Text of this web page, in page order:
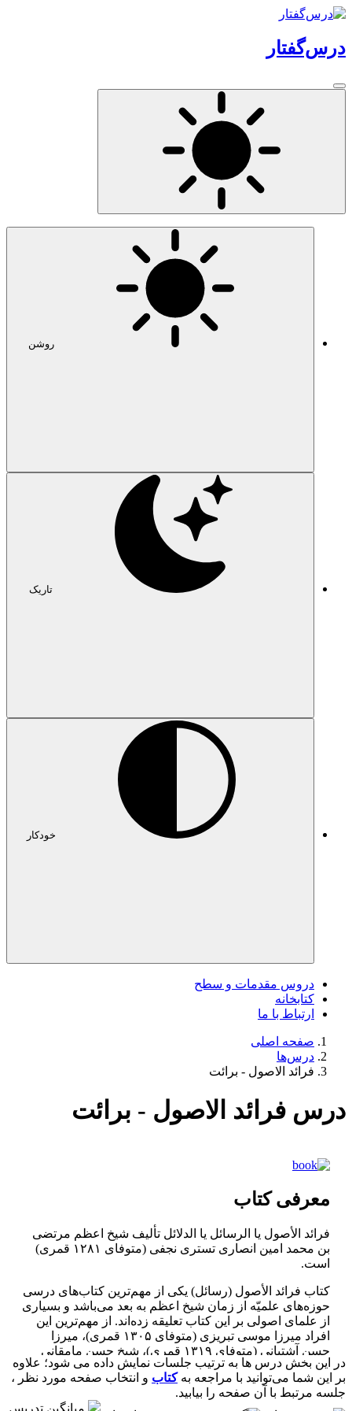
درس‌گفتار
روشن
دروس مقدمات و سطح
کتابخانه
ارتباط با ما
صفحه اصلی
درس‌ها
فرائد الاصول - برائت
درس فرائد الاصول - برائت
معرفی کتاب
فرائد الأصول یا الرسائل یا الدلائل تألیف شيخ اعظم مرتضى
بن محمد امين انصارى تسترى نجفى (متوفاى ۱۲۸۱ قمرى)
است.
كتاب فرائد الأصول (رسائل) يكى از مهم‌ترين كتاب‌هاى درسى
حوزه‌هاى علميّه از زمان شيخ اعظم به بعد مى‌باشد و بسيارى
از علماى اصولى بر اين كتاب تعليقه زده‌اند. از مهم‌ترين اين
افراد ميرزا موسى تبريزى (متوفاى ۱۳۰۵ قمرى)، ميرزا
حسن آشتيانى (متوفاى ۱۳۱۹ قمرى)، شيخ حسن مامقانى
(متوفاى ۱۳۲۳ قمرى)، شيخ ملا محمد كاظم خراسانى
(متوفاى ۱۳۲۹ قمرى)، شيخ آقا رضا همدانى (متوفاى ۱۳۲۲
قمرى) مى‌باشند.
در این بخش درس ها به ترتیب جلسات نمایش داده می شود؛ علاوه
بر این شما می‌توانید با مراجعه بهکتاب و انتخاب صفحه مورد نظر ،
جلسه مرتبط با آن صفحه را بیابید.
میانگین تدریس